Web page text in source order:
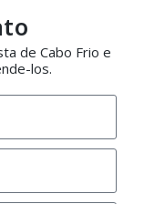
de Cabo Frio e
los.